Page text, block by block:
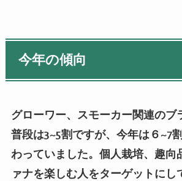
今年の傾向
グローワー、スモーカー関連のブ
普段は3~5割ですが、今年は６~7
わっていました。個人栽培、趣向
ァナを楽しむ人をターゲットにし